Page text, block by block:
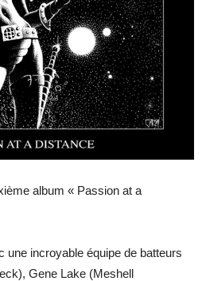
album « Passion at a
une incroyable équipe de batteurs
Gene Lake (Meshell